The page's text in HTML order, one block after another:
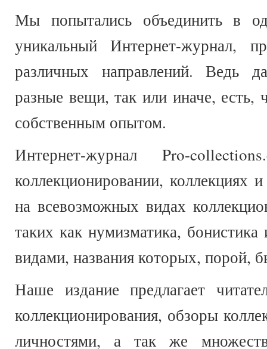
Мы попытались объединить в
уникальный Интернет-журнал,
различных направлений. Ведь
разные вещи, так или иначе, есть,
собственным опытом.
Интернет-журнал Pro-
коллекционировании, коллекциях
на всевозможных видах
таких как нумизматика,
видами, названия которых, порой,
Наше издание предлагает
коллекционирования, обзоры
личностями, а так же